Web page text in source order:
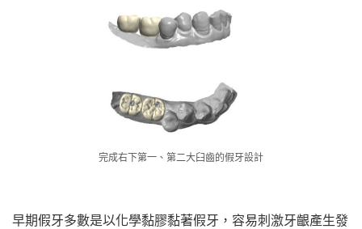
完成右下第一、第二大臼齒的假牙設計
早期假牙多數是以化學黏膠黏著假牙，容易刺激牙齦產生發